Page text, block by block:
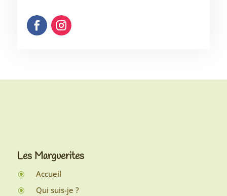
Les Marguerites
\ Accueil
\ Qui suis-je ?